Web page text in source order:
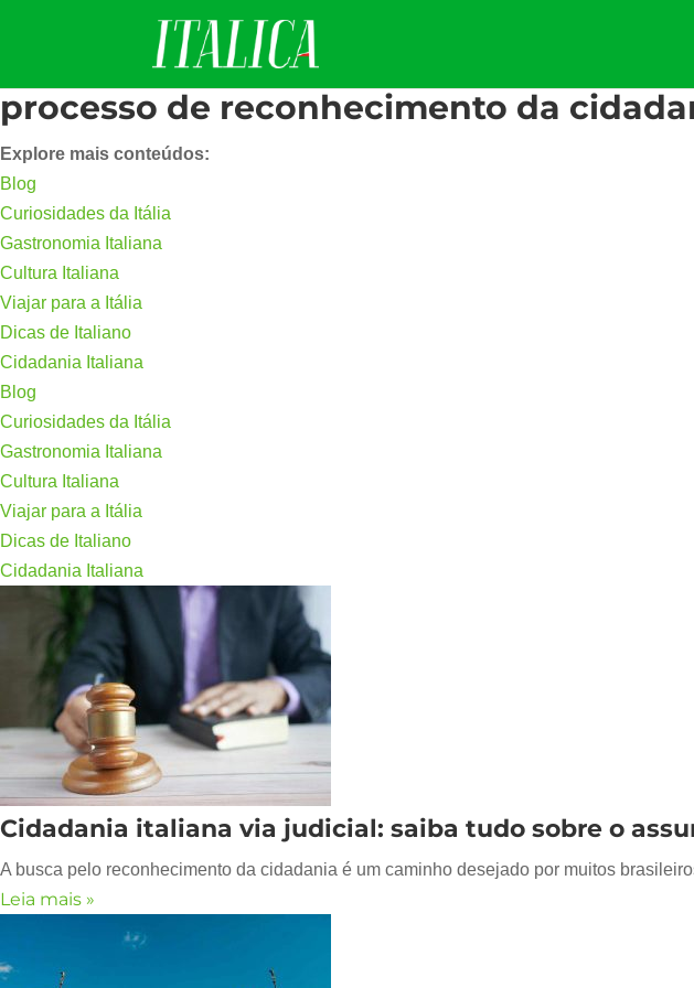
processo de reconhecimento da
Explore mais conteúdos:
Blog
Curiosidades da Itália
Gastronomia Italiana
Cultura Italiana
Viajar para a Itália
Dicas de Italiano
Cidadania Italiana
Blog
Curiosidades da Itália
Gastronomia Italiana
Cultura Italiana
Viajar para a Itália
Dicas de Italiano
Cidadania Italiana
Cidadania italiana via judicial: saiba tudo sobre o
A busca pelo reconhecimento da cidadania é um caminho desejado por muitos
Leia mais »